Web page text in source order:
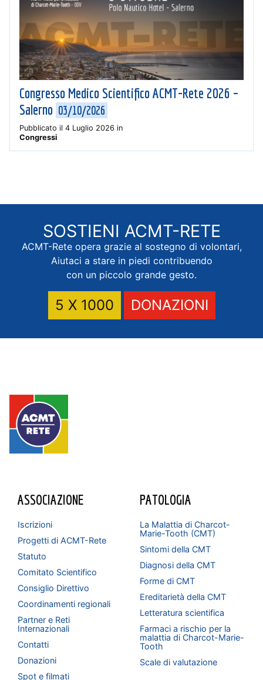
Congresso Medico Scientifico ACMT-Rete 2026 –
Salerno 03/10/2026
Pubblicato il 4 Luglio 2026 in
Congressi
SOSTIENI ACMT-RETE
ACMT-Rete opera grazie al sostegno di volontari,
Aiutaci a stare in piedi contribuendo
con un piccolo grande gesto.
5 X 1000 DONAZIONI
ASSOCIAZIONE
Iscrizioni
Progetti di ACMT-Rete
Statuto
Comitato Scientifico
Consiglio Direttivo
Coordinamenti regionali
Partner e Reti
Internazionali
Contatti
Donazioni
Spot e filmati
PATOLOGIA
La Malattia di Charcot-
Marie-Tooth (CMT)
Sintomi della CMT
Diagnosi della CMT
Forme di CMT
Ereditarietà della CMT
Letteratura scientifica
Farmaci a rischio per la
malattia di Charcot-Marie-
Tooth
Scale di valutazione